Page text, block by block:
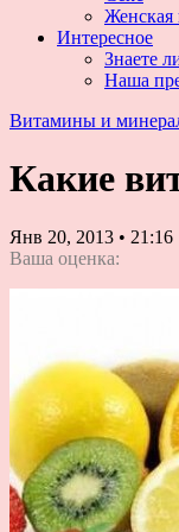
Женская
Интересное
Знаете
Наша
Витамины и
Какие
Янв 20, 2013 • 21:16
Ваша оценка: